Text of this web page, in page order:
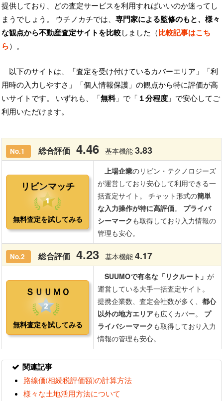
提供しており、どの査定サービスを利用すればいいのか迷ってし
まうでしょう。 ウチノカチでは、 専門家による監修のもと、様々
な観点から不動産査定サイトを比較しました（比較記事はこち
ら）。
以下のサイトは、「査定を受け付けているカバーエリア」「利
用時の入力しやすさ」「個人情報保護」の観点から特に評価が高
いサイトです。 いずれも、「無料」で「 １分程度 」で安心してご
利用いただけます。
関連記事
路線価(相続税評価額)の計算方法
様々な土地活用方法について